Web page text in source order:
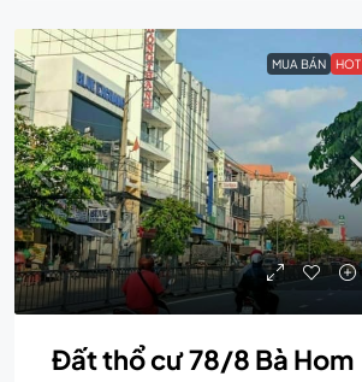
MUA BÁN HOT
Đất thổ cư 78/8 Bà Hom